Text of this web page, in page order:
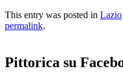
This entry was posted in Lazio
permalink.
Pittorica su